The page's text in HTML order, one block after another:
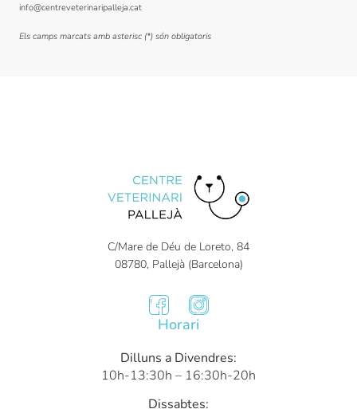
info@centreveterinaripalleja.cat
Els camps marcats amb asterisc (*) són obligatoris
C/Mare de Déu de Loreto, 84
08780, Pallejà (Barcelona)
Horari
Dilluns a Divendres:
10h-13:30h – 16:30h-20h
Dissabtes: